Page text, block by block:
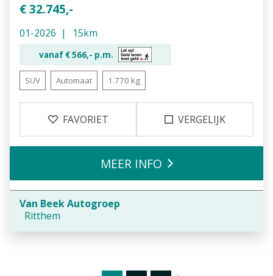
€ 32.745,-
01-2026 15km
vanaf €566,- p.m.
SUV Automaat 1.770 kg
FAVORIET VERGELIJK
Van Beek Autogroep
Ritthem
MEER INFO